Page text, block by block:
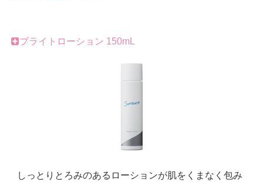
ブライトローション 150mL
しっとりとろみのあるローションが肌をくまなく包み